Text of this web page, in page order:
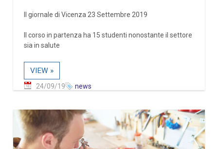
Il giornale di Vicenza 23 Settembre 2019
Il corso in partenza ha 15 studenti nonostante il settore
sia in salute
VIEW »
24/09/19 news